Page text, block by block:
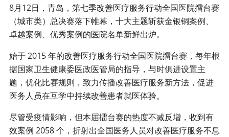
8月12日，青岛，第七季改善医疗服务行动全国医院擂台赛
（城市类）总决赛落下帷幕，十大主题斩获金银铜案例、
卓越案例、优秀案例的医院名单新鲜出炉。
始于 2015 年的改善医疗服务行动全国医院擂台赛，每年根
据国家卫生健康委医政医管局的指导，与时俱进设置主
题，优化比赛规则，致力传播改善医疗服务新方法，促进
医务人员在互学中持续改善患者就医体验。
尽管受疫情影响，但本届擂台赛的热度不减反增，收到有
效案例 2058 个，折射出全国医务人员对改善医疗服务不息